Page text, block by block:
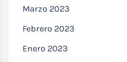
Marzo 2023
Febrero 2023
Enero 2023